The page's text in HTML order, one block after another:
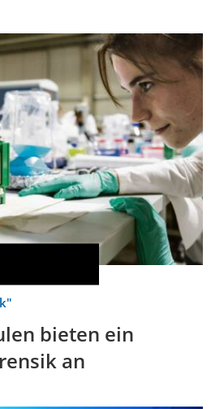
bieten ein
an